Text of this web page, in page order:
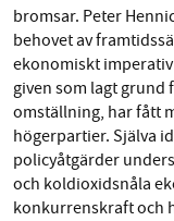
bromsar. Peter
behovet av
ekonomiskt
given som lagt grund
omställning, har fått
högerpartier. Själva
policyåtgärder
och koldioxidsnåla
konkurrenskraft och